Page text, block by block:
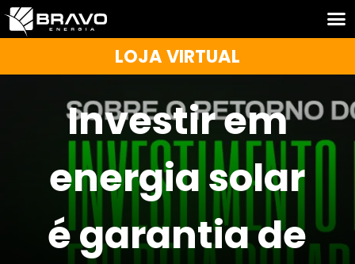
LOJA VIRTUAL
Investir em
energia solar
é garantia de